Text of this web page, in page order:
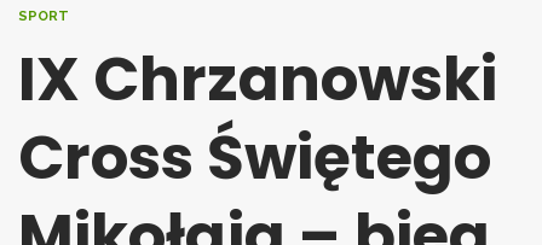
SPORT
IX Chrzanowski
Cross Świętego